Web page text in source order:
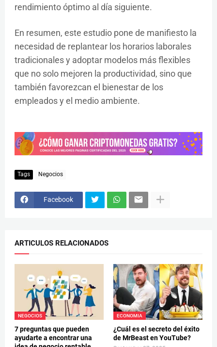
rendimiento óptimo al día siguiente.
En resumen, este estudio pone de manifiesto la
necesidad de replantear los horarios laborales
tradicionales y adoptar modelos más flexibles
que no solo mejoren la productividad, sino que
también favorezcan el bienestar de los
empleados y el medio ambiente.
Tags Negocios
Facebook
ARTICULOS RELACIONADOS
NEGOCIOS
7 preguntas que pueden
ayudarte a encontrar una
ECONOMIA
¿Cuál es el secreto del éxito
de MrBeast en YouTube?